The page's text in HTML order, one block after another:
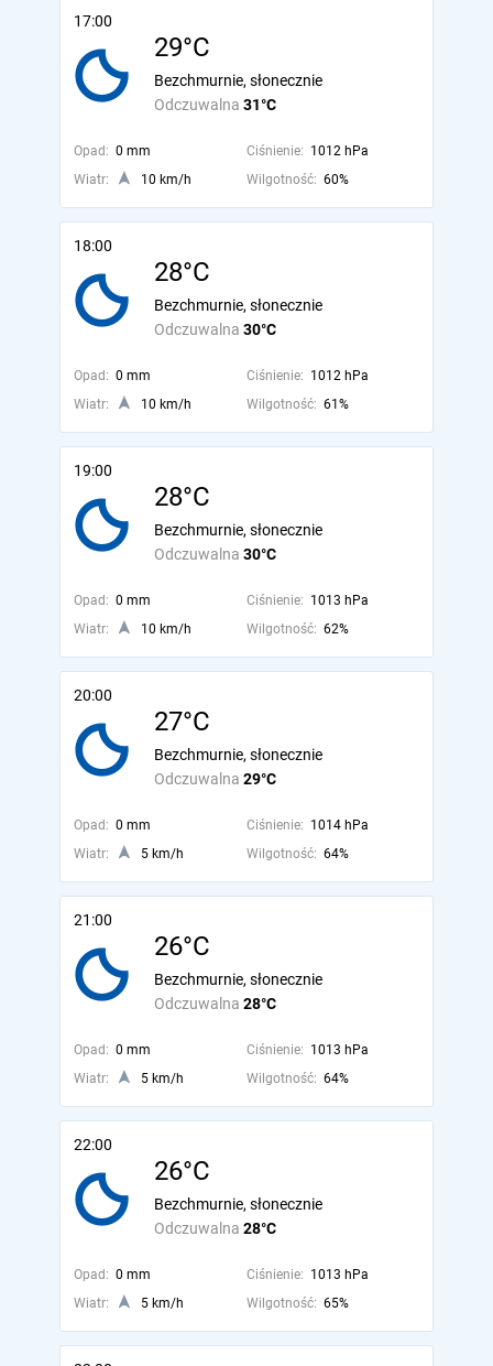
17:00
29°C
Odczuwalna 31°C
Bezchmurnie, słonecznie
Opad: 0 mm Ciśnienie: 1012 hPa
Wiatr:
10 km/h Wilgotność: 60%
18:00
28°C
Odczuwalna 30°C
Bezchmurnie, słonecznie
Opad: 0 mm Ciśnienie: 1012 hPa
Wiatr:
10 km/h Wilgotność: 61%
19:00
28°C
Odczuwalna 30°C
Bezchmurnie, słonecznie
Opad: 0 mm Ciśnienie: 1013 hPa
Wiatr:
10 km/h Wilgotność: 62%
20:00
27°C
Odczuwalna 29°C
Bezchmurnie, słonecznie
Opad: 0 mm Ciśnienie: 1014 hPa
Wiatr:
5 km/h Wilgotność: 64%
21:00
26°C
Odczuwalna 28°C
Bezchmurnie, słonecznie
Opad: 0 mm Ciśnienie: 1013 hPa
Wiatr:
5 km/h Wilgotność: 64%
22:00
26°C
Odczuwalna 28°C
Bezchmurnie, słonecznie
Opad: 0 mm Ciśnienie: 1013 hPa
Wiatr:
5 km/h Wilgotność: 65%